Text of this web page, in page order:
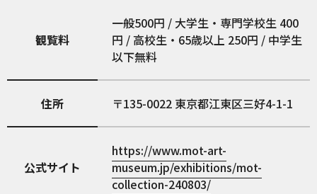
観覧料
一般500円 / 大学生・専門学校生 400
円 / 高校生・65歳以上 250円 / 中学生
以下無料
住所 135-0022 東京都江東区三好4-1-1
公式サイト
https://www.mot-art-
museum.jp/exhibitions/mot-
collection-240803/